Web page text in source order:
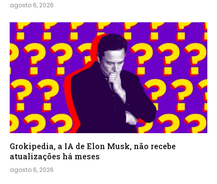
agosto 6, 2026
Grokipedia, a IA de Elon Musk, não recebe
atualizações há meses
agosto 6, 2026